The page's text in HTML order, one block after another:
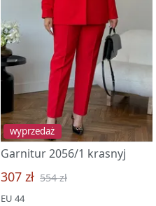
wyprzedaż
Garnitur 2056/1 krasnyj
307 zł 554 zł
EU 44